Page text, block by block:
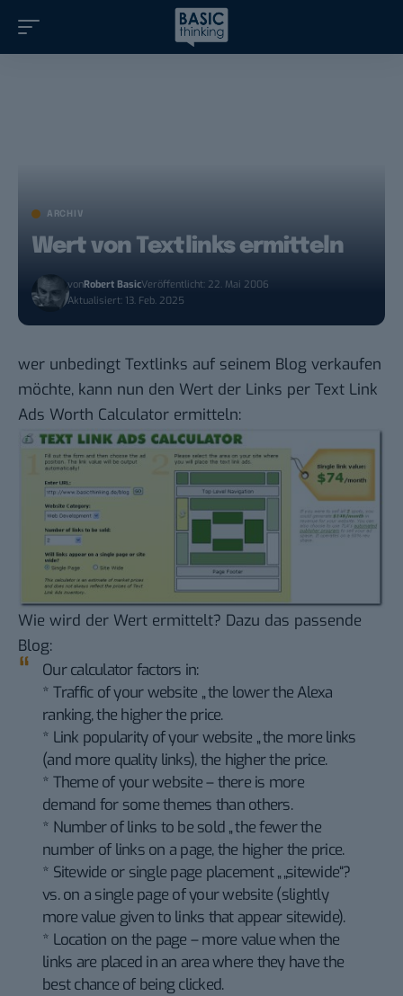
ARCHIV
Wert von Textlinks ermitteln
vonRobert BasicVeröffentlicht: 22. Mai 2006
Aktualisiert: 13. Feb. 2025
wer unbedingt Textlinks auf seinem Blog verkaufen
möchte, kann nun den Wert der Links per Text Link
Ads Worth Calculator ermitteln:
Wie wird der Wert ermittelt? Dazu das passende
Blog:
Our calculator factors in:
* Traffic of your website „ the lower the Alexa
ranking, the higher the price.
* Link popularity of your website „ the more links
(and more quality links), the higher the price.
* Theme of your website – there is more
demand for some themes than others.
* Number of links to be sold „ the fewer the
number of links on a page, the higher the price.
* Sitewide or single page placement „ „sitewide“?
vs. on a single page of your website (slightly
more value given to links that appear sitewide).
* Location on the page – more value when the
links are placed in an area where they have the
best chance of being clicked.